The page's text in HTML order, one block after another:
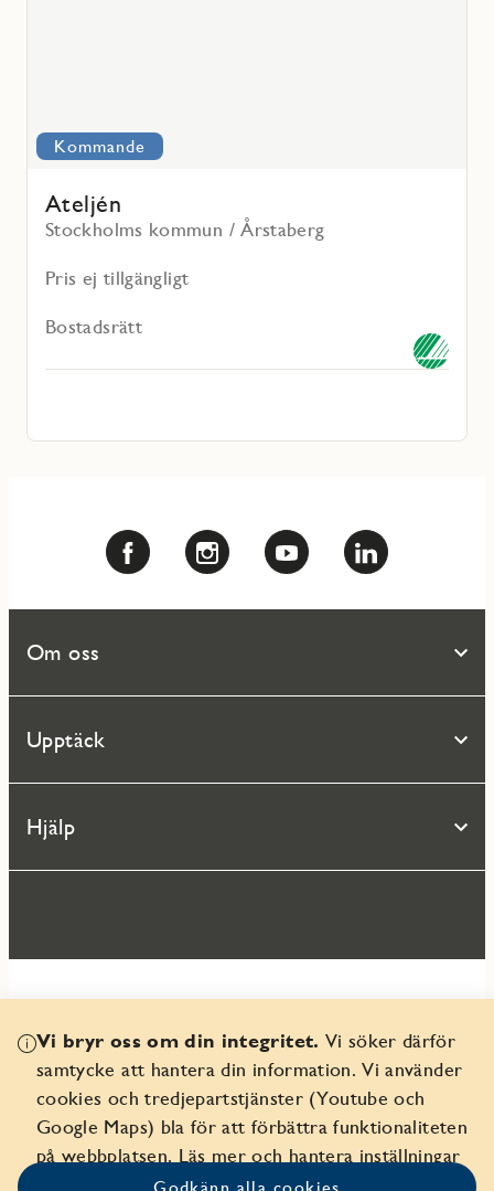
Kommande
Ateljén
Stockholms kommun / Årstaberg
Pris ej tillgängligt
Bostadsrätt
Vi bryr oss om din integritet. Vi söker därför
samtycke att hantera din information. Vi använder
cookies och tredjepartstjänster (Youtube och
Google Maps) bla för att förbättra funktionaliteten
på webbplatsen. Läs mer och hantera inställningar
Om oss
Upptäck
Hjälp
© 2026 Seniorgården AB
Organisationsnr 556359-9082